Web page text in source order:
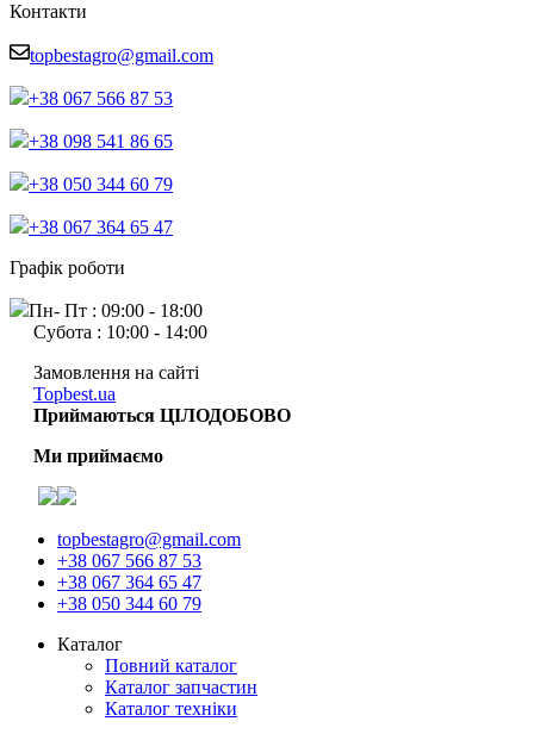
Контакти
topbestagro@gmail.com
+38 067 566 87 53
+38 098 541 86 65
+38 050 344 60 79
+38 067 364 65 47
Графік роботи
Пн- Пт : 09:00 - 18:00
Субота : 10:00 - 14:00
Замовлення на сайті
Topbest.ua
Приймаються ЦІЛОДОБОВО
Ми приймаємо
topbestagro@gmail.com
+38 067 566 87 53
+38 067 364 65 47
+38 050 344 60 79
Каталог
Повний каталог
Каталог запчастин
Каталог техніки